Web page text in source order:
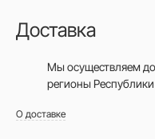
Доставка
Мы осуществляем
регионы
О доставке